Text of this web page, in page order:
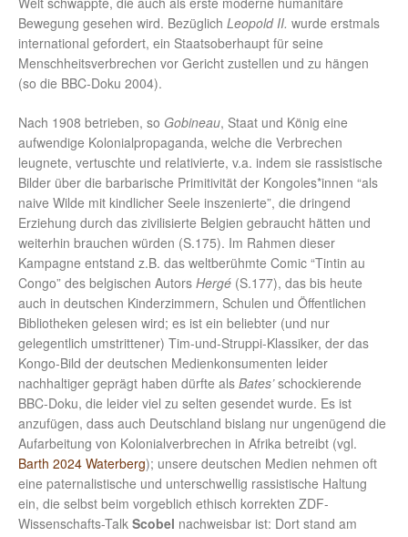
Bewegung gesehen wird. Bezüglich Leopold II. wurde erstmals
international gefordert, ein Staatsoberhaupt für seine
Menschheitsverbrechen vor Gericht zustellen und zu hängen
(so die BBC-Doku 2004).
Nach 1908 betrieben, so Gobineau, Staat und König eine
aufwendige Kolonialpropaganda, welche die Verbrechen
leugnete, vertuschte und relativierte, v.a. indem sie rassistische
Bilder über die barbarische Primitivität der Kongoles*innen “als
naive Wilde mit kindlicher Seele inszenierte”, die dringend
Erziehung durch das zivilisierte Belgien gebraucht hätten und
weiterhin brauchen würden (S.175). Im Rahmen dieser
Kampagne entstand z.B. das weltberühmte Comic “Tintin au
Congo” des belgischen Autors Hergé (S.177), das bis heute
auch in deutschen Kinderzimmern, Schulen und Öffentlichen
Bibliotheken gelesen wird; es ist ein beliebter (und nur
gelegentlich umstrittener) Tim-und-Struppi-Klassiker, der das
Kongo-Bild der deutschen Medienkonsumenten leider
nachhaltiger geprägt haben dürfte als Bates’schockierende
BBC-Doku, die leider viel zu selten gesendet wurde. Es ist
anzufügen, dass auch Deutschland bislang nur ungenügend die
Aufarbeitung von Kolonialverbrechen in Afrika betreibt (vgl.
Barth 2024 Waterberg); unsere deutschen Medien nehmen oft
eine paternalistische und unterschwellig rassistische Haltung
ein, die selbst beim vorgeblich ethisch korrekten ZDF-
Wissenschafts-Talk Scobel nachweisbar ist: Dort stand am